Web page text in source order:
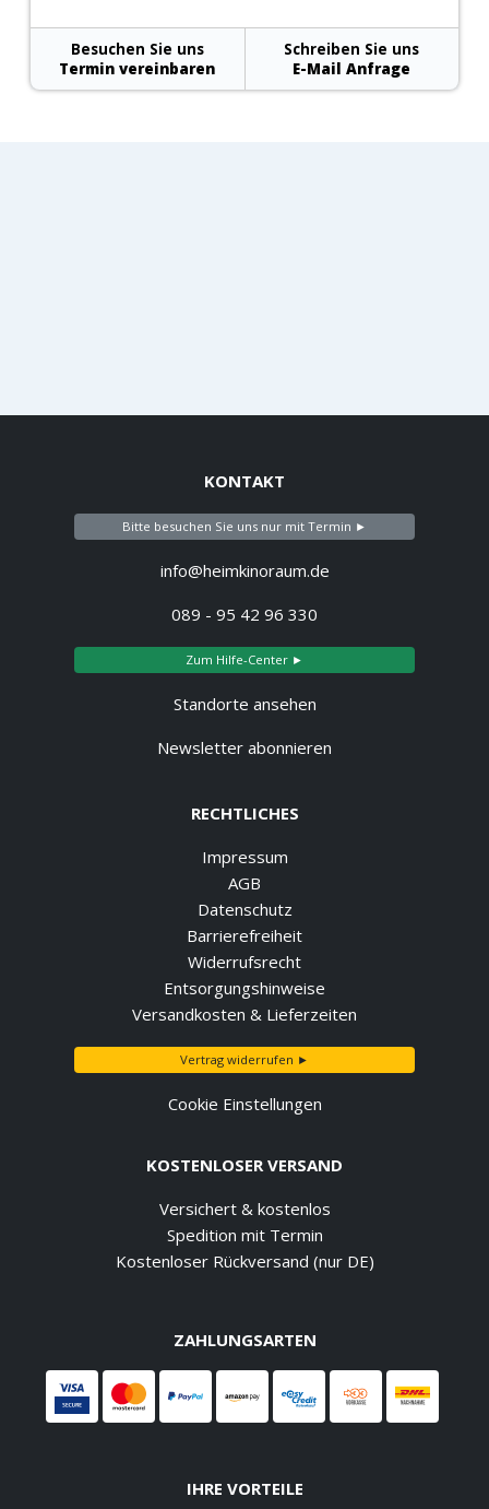
Besuchen Sie uns
Termin vereinbaren
Schreiben Sie uns
E-Mail Anfrage
KONTAKT
Bitte besuchen Sie uns nur mit Termin ►
info@heimkinoraum.de
089 - 95 42 96 330
Zum Hilfe-Center ►
Standorte ansehen
Newsletter abonnieren
RECHTLICHES
Impressum
AGB
Datenschutz
Barrierefreiheit
Widerrufsrecht
Entsorgungshinweise
Versandkosten & Lieferzeiten
Vertrag widerrufen ►
Cookie Einstellungen
KOSTENLOSER VERSAND
Versichert & kostenlos
Spedition mit Termin
Kostenloser Rückversand (nur DE)
ZAHLUNGSARTEN
IHRE VORTEILE